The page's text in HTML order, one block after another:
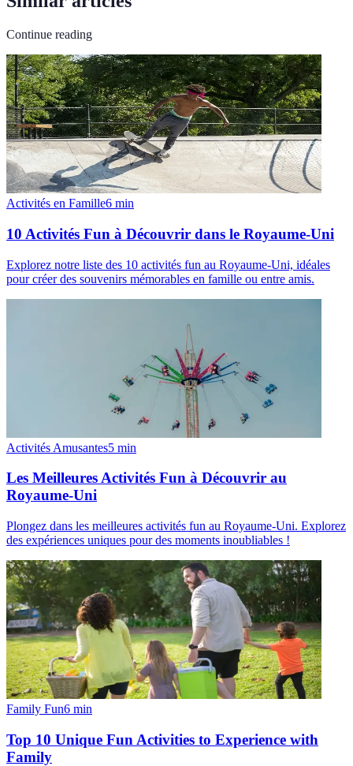
Continue reading
Activités en Famille6 min
10 Activités Fun à Découvrir dans le Royaume-Uni
Explorez notre liste des 10 activités fun au Royaume-Uni, idéales
pour créer des souvenirs mémorables en famille ou entre amis.
Activités Amusantes5 min
Les Meilleures Activités Fun à Découvrir au
Royaume-Uni
Plongez dans les meilleures activités fun au Royaume-Uni. Explorez
des expériences uniques pour des moments inoubliables !
Family Fun6 min
Top 10 Unique Fun Activities to Experience with
Family